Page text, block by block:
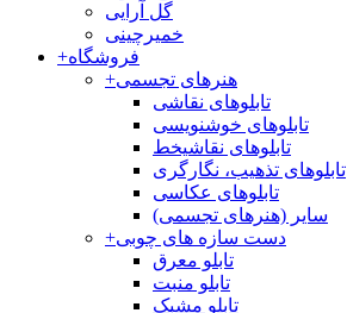
گل آرایی
خمیرچینی
+فروشگاه
+هنرهای تجسمی
تابلوهای نقاشی
تابلوهای خوشنویسی
تابلوهای نقاشیخط
تابلوهای تذهیب، نگارگری
تابلوهای عکاسی
سایر (هنرهای تجسمی)
+دست سازه های چوبی
تابلو معرق
تابلو منبت
تابلو مشبک